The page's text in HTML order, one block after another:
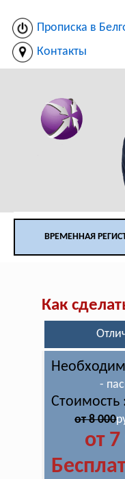
Прописка в
Контакты
ВРЕМЕННАЯ
Как
-
Стоимость
от 8 000
от